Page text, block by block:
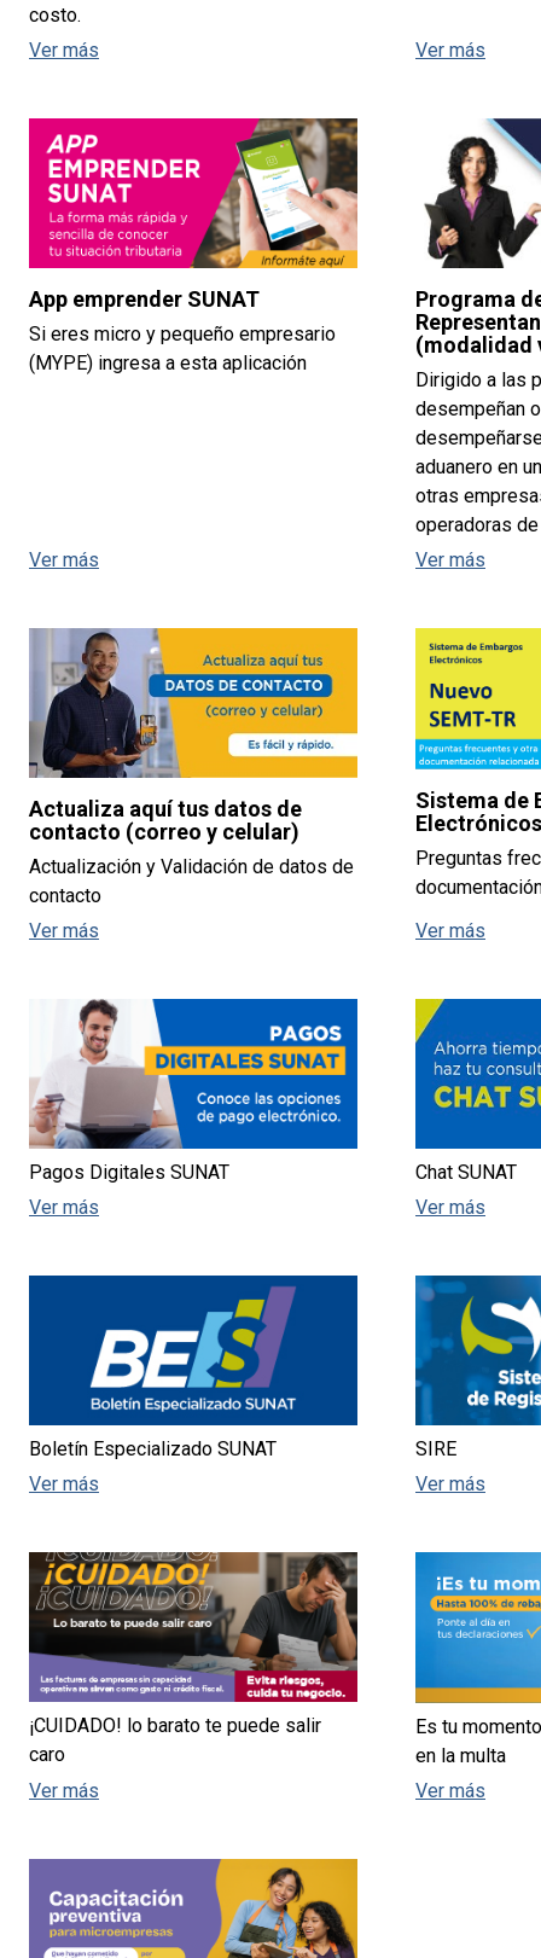
costo.
Ver más
Ver más
App emprender SUNAT
Si eres micro y pequeño empresario
(MYPE) ingresa a esta aplicación
Ver más
Programa
(modalidad
Dirigido a las
desempeñan
aduanero en
otras
operadoras
Ver más
Actualiza aquí tus datos de
contacto (correo y celular)
Actualización y Validación de datos de
contacto
Ver más
Sistema de
Preguntas
Ver más
Pagos Digitales SUNAT
Ver más
Chat SUNAT
Ver más
Boletín Especializado SUNAT
Ver más
SIRE
Ver más
¡CUIDADO! lo barato te puede salir
caro
Ver más
Es tu
en la multa
Ver más